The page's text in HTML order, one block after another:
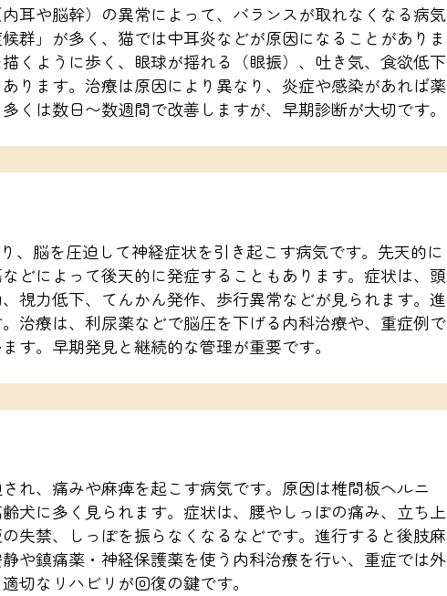
耳や脳幹）の異常によって、バランスが取れなくなる病気
群」が多く、猫では中耳炎などが原因になることがありま
くように歩く、眼球が揺れる（眼振）、吐き気、食欲低下
ります。治療は原因により異なり、炎症や感染があれば薬
くは数日〜数週間で改善しますが、早期診断が大切です。
、脳を圧迫して神経症状を引き起こす病気です。先天的に
どによって後天的に発症することもあります。症状は、頭
視力低下、てんかん発作、歩行異常などが見られます。進
治療は、利尿薬などで脳圧を下げる内科治療や、重症例で
す。早期発見と継続的な管理が重要です。
れ、痛みや麻痺を起こす病気です。原因は椎間板ヘルニ
犬に多く見られます。症状は、腰やしっぽの痛み、立ち上
失禁、しっぽを振らなくなるなどです。進行すると後肢麻
や鎮痛薬・神経保護薬を使う内科治療を行い、重症では外
切なリハビリが回復の鍵です。